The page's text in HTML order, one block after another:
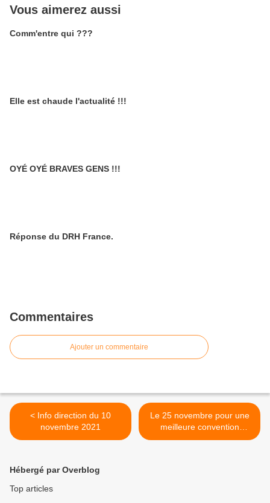
Vous aimerez aussi
Comm'entre qui ???
Elle est chaude l'actualité !!!
OYÉ OYÉ BRAVES GENS !!!
Réponse du DRH France.
Commentaires
Ajouter un commentaire
< Info direction du 10
novembre 2021
Le 25 novembre pour une
meilleure convention
collective de la métallurgie.
Hébergé par Overblog
Top articles